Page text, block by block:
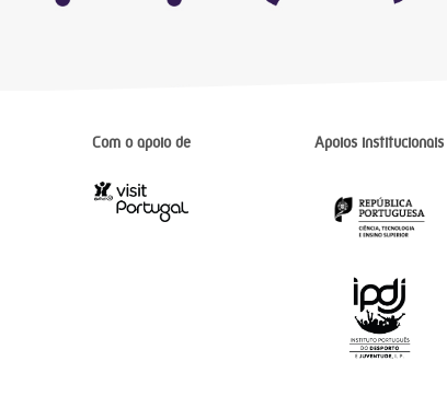
Com o apoio de Apoios institucionais